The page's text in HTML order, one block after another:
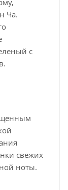
Ча.
с
свежих
ноты.